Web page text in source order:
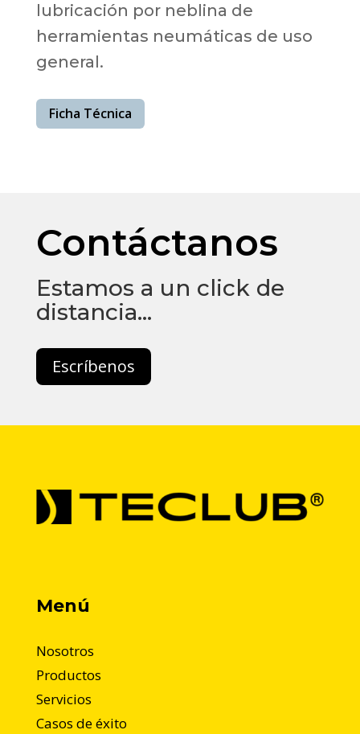
lubricación por neblina de
herramientas neumáticas de uso
general.
Ficha Técnica
Contáctanos
Estamos a un click de
distancia…
Escríbenos
Menú
Nosotros
Productos
Servicios
Casos de éxito